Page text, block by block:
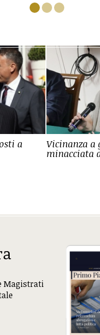
a Vicinanza a
minacciata
Magistrati